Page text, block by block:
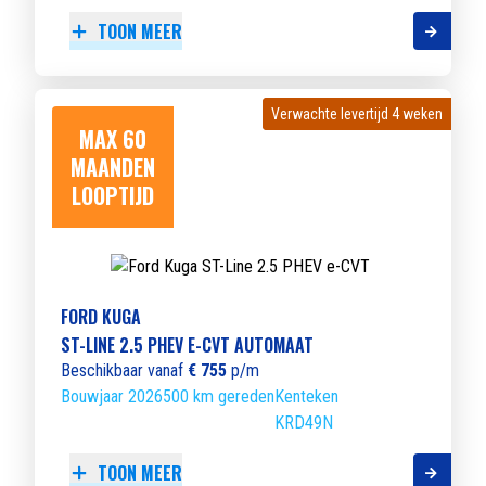
TOON MEER
MAX 60
MAANDEN
LOOPTIJD
Verwachte levertijd 4 weken
Verwachte levertijd 4 weken
FORD KUGA
ST-LINE 2.5 PHEV E-CVT AUTOMAAT
Beschikbaar vanaf € 755 p/m
Bouwjaar 2026500 km geredenKenteken
KRD49N
TOON MEER